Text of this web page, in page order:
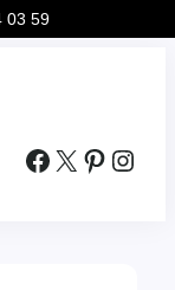
Facebook X Pinterest Instagram
03 59